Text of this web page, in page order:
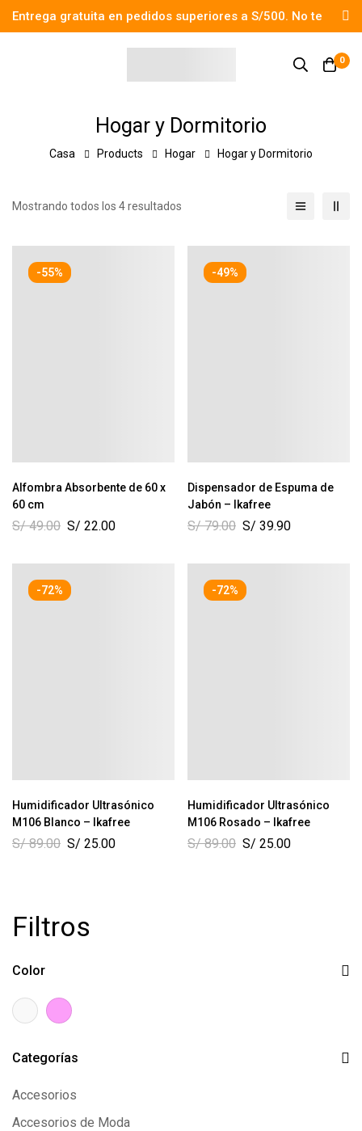
Entrega gratuita en pedidos superiores a S/500. No te
pierdas el descuento.
0
Hogar y Dormitorio
Casa Products Hogar Hogar y Dormitorio
Filtros
Color
Categorías
Accesorios
Accesorios de Moda
Mostrando todos los 4 resultados
-55%
Alfombra Absorbente de 60 x
60 cm
S/49.00 S/ 22.00
-49%
Dispensador de Espuma de
Jabón – Ikafree
S/79.00 S/ 39.90
-72%
Humidificador Ultrasónico
M106 Blanco – Ikafree
S/89.00 S/ 25.00
-72%
Humidificador Ultrasónico
M106 Rosado – Ikafree
S/89.00 S/ 25.00